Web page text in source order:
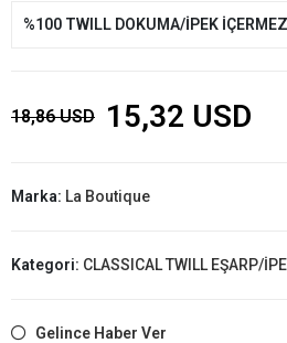
%100 TWILL DOKUMA/İPEK İÇERMEZ
18,86 USD 15,32 USD
Marka: La Boutique
Kategori: CLASSICAL TWILL EŞARP/
Gelince Haber Ver